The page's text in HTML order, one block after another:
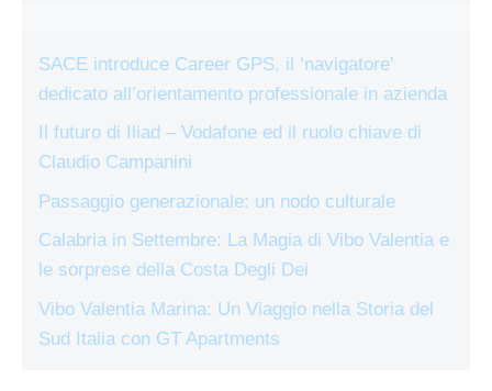
SACE introduce Career GPS, il ‘navigatore’
dedicato all’orientamento professionale in azienda
Il futuro di Iliad – Vodafone ed il ruolo chiave di
Claudio Campanini
Passaggio generazionale: un nodo culturale
Calabria in Settembre: La Magia di Vibo Valentia e
le sorprese della Costa Degli Dei
Vibo Valentia Marina: Un Viaggio nella Storia del
Sud Italia con GT Apartments